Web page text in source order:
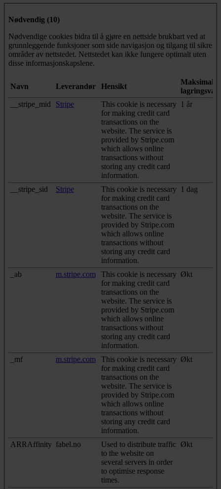
Nødvendig (10)
Nødvendige cookies bidra til å gjøre en nettside brukbart ved at
grunnleggende funksjoner som side navigasjon og tilgang til sikre
områder av nettstedet. Nettstedet kan ikke fungere optimalt uten
disse informasjonskapslene.
Navn Leverandør Hensikt
Maksimal
__stripe_mid
Stripe
This cookie is necessary
for making credit card
transactions on the
website. The service is
provided by Stripe.com
which allows online
transactions without
storing any credit card
information.
1 år
__stripe_sid Stripe
This cookie is necessary
for making credit card
transactions on the
website. The service is
provided by Stripe.com
which allows online
transactions without
storing any credit card
information.
1 dag
_ab m.stripe.com
This cookie is necessary
for making credit card
transactions on the
website. The service is
provided by Stripe.com
which allows online
transactions without
storing any credit card
information.
Økt
_mf m.stripe.com
This cookie is necessary
for making credit card
transactions on the
website. The service is
provided by Stripe.com
which allows online
transactions without
storing any credit card
information.
Økt
ARRAffinity fabel.no
Used to distribute traffic
to the website on
several servers in order
to optimise response
times.
Økt